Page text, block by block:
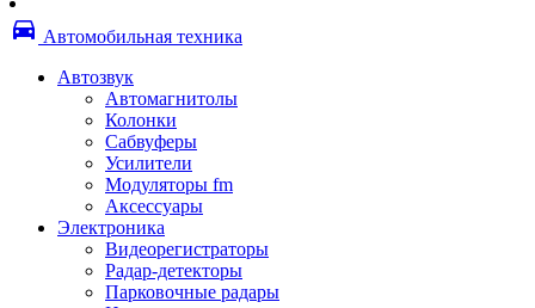
Снпч
Струйные оригинальные
Материалы для переплета
Запчасти и другие расходные материалы
Автоподатчики
Блоки лазера
(памперс)
Валы переноса заряда/магнитные валы
Валы резиновые/тефлоновые
directions_car Автомобильная техника
Автозвук
Автомагнитолы
Колонки
Сабвуферы
Усилители
Модуляторы fm
Аксессуары
Электроника
Видеорегистраторы
Радар-детекторы
Парковочные радары